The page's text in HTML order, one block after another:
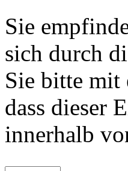
Sie
sich durch
Sie bitte mit
dass dieser
innerhalb